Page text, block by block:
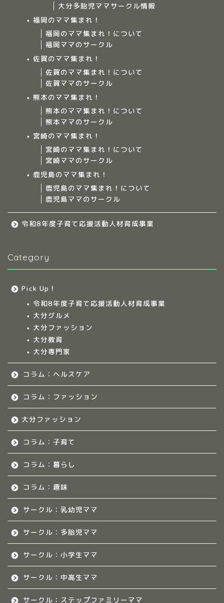
大分多胎児ママサークル情報
福岡のママ集まれ！
福岡のママ集まれ！について
福岡ママのサークル
佐賀のママ集まれ！
佐賀のママ集まれ！について
佐賀ママのサークル
熊本のママ集まれ！
熊本のママ集まれ！について
熊本ママのサークル
宮崎のママ集まれ！
宮崎のママ集まれ！について
宮崎ママのサークル
鹿児島のママ集まれ！
鹿児島のママ集まれ！について
鹿児島ママのサークル
令和8年度子育て応援活動人材育成事業
Category
Pick Up！
令和8年度子育て応援活動人材育成事業
大分グルメ
大分ファッション
大分教育
大分専門家
コラム：ヘルスケア
コラム：ファッション
大分ファッション
コラム：子育て
コラム：暮らし
コラム：趣味
サークル：乳幼児ママ
サークル：多胎児ママ
サークル：小学生ママ
サークル：中高生ママ
サークル：ステップファミリーママ
ママ集まれ！について
ママ集まれ！スタッフ
九州のママ集まれ！
大分のママ集まれ！
福岡のママ集まれ！につ
佐賀のママ集まれ！につ
熊本のママ集まれ！につ